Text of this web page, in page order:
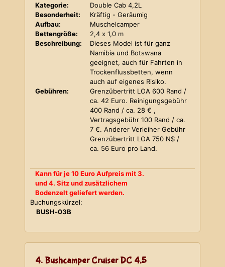
Kategorie:
Double Cab 4,2L
Besonderheit:
Kräftig - Geräumig
Aufbau:
Muschelcamper
Bettengröße:
2,4 x 1,0 m
Beschreibung:
Dieses Model ist für ganz
Namibia und Botswana
geeignet, auch für Fahrten in
Trockenflussbetten, wenn
auch auf eigenes Risiko.
Gebühren:
Grenzübertritt LOA 600 Rand /
ca. 42 Euro. Reinigungsgebühr
400 Rand / ca. 28 € ,
Vertragsgebühr 100 Rand / ca.
7 €. Anderer Verleiher Gebühr
Grenzübertritt LOA 750 N$ /
ca. 56 Euro pro Land.
Kann für je 10 Euro Aufpreis mit 3.
und 4. Sitz und zusätzlichem
Bodenzelt geliefert werden.
Buchungskürzel:
BUSH-03B
4. Bushcamper Cruiser DC 4,5